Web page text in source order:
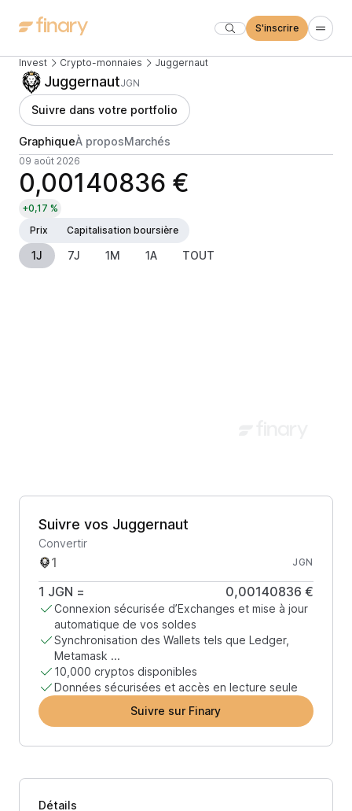
S'inscrire
Invest Crypto-monnaies Juggernaut
JuggernautJGN
Suivre dans votre portfolio
GraphiqueÀ proposMarchés
09 août 2026
0,00140836 €
+0,17 %
Prix
Capitalisation boursière
1J 7J 1M 1A TOUT
Suivre vos Juggernaut
Convertir
JGN
1 JGN = 0,00140836 €
Connexion sécurisée d’Exchanges et mise à jour
automatique de vos soldes
Synchronisation des Wallets tels que Ledger,
Metamask ...
10,000 cryptos disponibles
Données sécurisées et accès en lecture seule
Suivre sur Finary
Détails